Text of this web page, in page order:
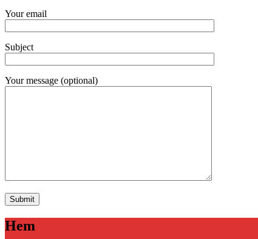
Your email
Subject
Your message (optional)
Hem